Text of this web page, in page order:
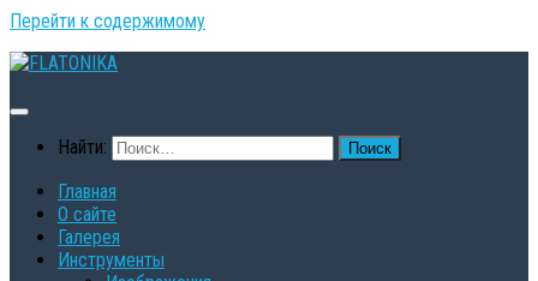
Перейти к содержимому
Найти:
Главная
О сайте
Галерея
Инструменты